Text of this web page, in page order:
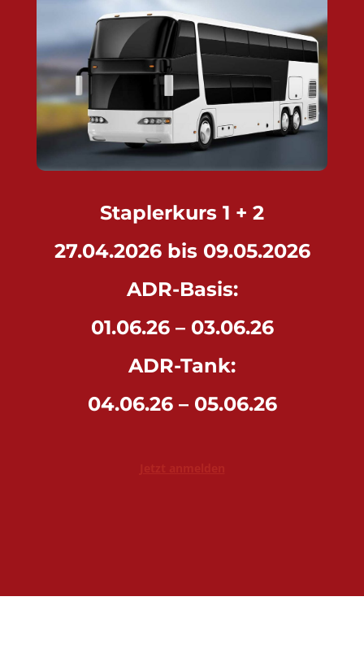
Fahrerlaubnis Klasse D
JETZT ANSEHEN
Staplerkurs 1 + 2
27.04.2026 bis 09.05.2026
ADR-Basis:
01.06.26 – 03.06.26
ADR-Tank:
04.06.26 – 05.06.26